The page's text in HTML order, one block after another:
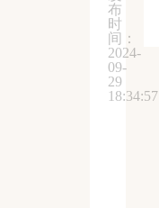
布
时
间：
2024-
09-
29
18:34:57